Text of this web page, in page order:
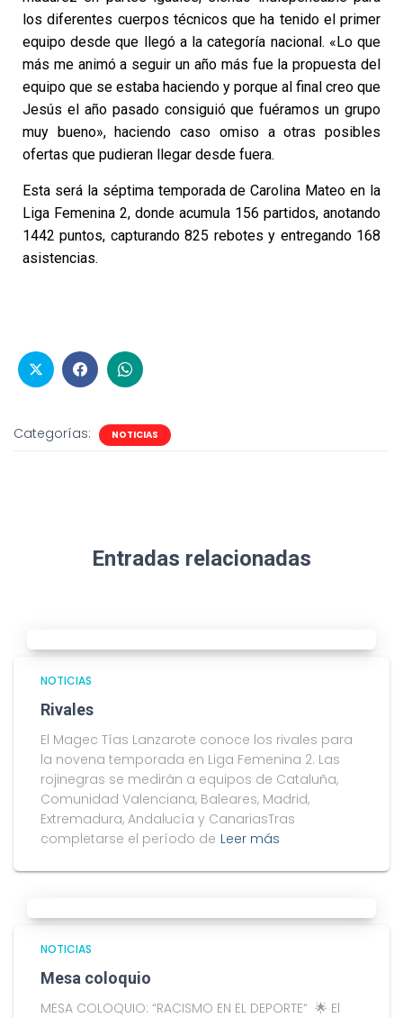
los diferentes cuerpos técnicos que ha tenido el primer
equipo desde que llegó a la categoría nacional. «Lo que
más me animó a seguir un año más fue la propuesta del
equipo que se estaba haciendo y porque al final creo que
Jesús el año pasado consiguió que fuéramos un grupo
muy bueno», haciendo caso omiso a otras posibles
ofertas que pudieran llegar desde fuera.
Esta será la séptima temporada de Carolina Mateo en la
Liga Femenina 2, donde acumula 156 partidos, anotando
1442 puntos, capturando 825 rebotes y entregando 168
asistencias.
Categorías: NOTICIAS
Entradas relacionadas
NOTICIAS
Rivales
El Magec Tías Lanzarote conoce los rivales para
la novena temporada en Liga Femenina 2. Las
rojinegras se medirán a equipos de Cataluña,
Comunidad Valenciana, Baleares, Madrid,
Extremadura, Andalucía y CanariasTras
completarse el período de Leer más
NOTICIAS
Mesa coloquio
MESA COLOQUIO: “RACISMO EN EL DEPORTE“ 🌟 El